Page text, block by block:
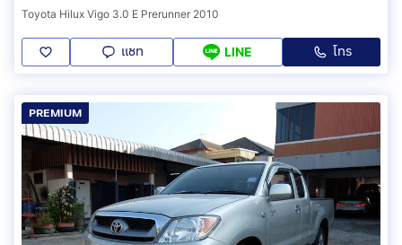
Toyota Hilux Vigo 3.0 E Prerunner 2010
แชท LINE โทร
PREMIUM